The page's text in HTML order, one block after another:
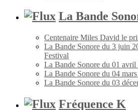
La Bande
Centenaire Miles David le
La Bande Sonore du 3 juin
Festival
La Bande Sonore du 01 avril
La Bande Sonore du 04
La Bande Sonore du 03
Fréquence K